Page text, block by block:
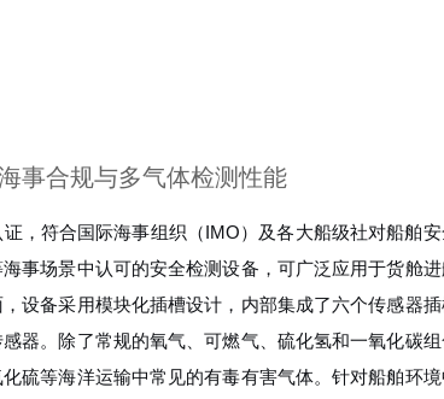
海事合规与多气体检测性能
，符合国际海事组织（IMO）及各大船级社对船舶
事场景中认可的安全检测设备，可广泛应用于货舱
设备采用模块化插槽设计，内部集成了六个传感器
器。除了常规的氧气、可燃气、硫化氢和一氧化碳
硫等海洋运输中常见的有毒有害气体。针对船舶环